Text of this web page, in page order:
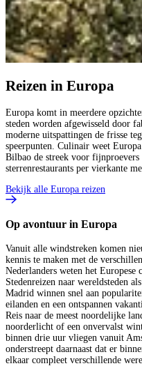
Reizen in Europa
Europa komt in meerdere
steden worden afgewisseld door
moderne uitspattingen de frisse
speerpunten. Culinair weet
Bilbao de streek voor fijnproevers
sterrenrestaurants per vierkante
Bekijk alle Europa reizen
Op avontuur in Europa
Vanuit alle windstreken komen
kennis te maken met de
Nederlanders weten het Europese
Stedenreizen naar wereldsteden
Madrid winnen snel aan
eilanden en een ontspannen
Reis naar de meest noordelijke
noorderlicht of een onvervalst
binnen drie uur vliegen vanuit
onderstreept daarnaast dat er
elkaar compleet verschillende